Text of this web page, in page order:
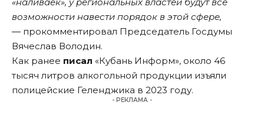
возможности навести порядок в этой сфере,
― прокомментировал Председатель Госдумы
Вячеслав Володин.
Как ранее писал «Кубань Информ», около 46
тысяч литров алкогольной продукции изъяли
полицейские Геленджика в 2023 году.
- РЕКЛАМА -